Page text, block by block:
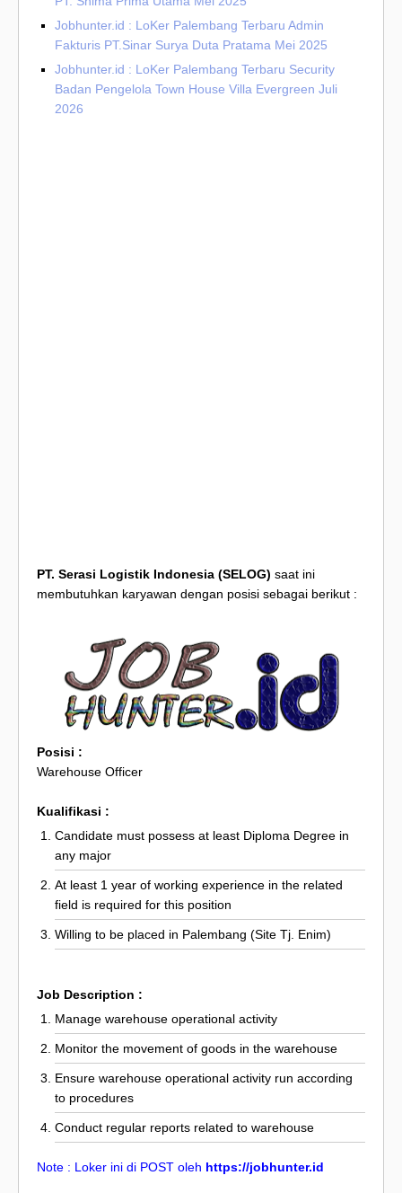
Jobhunter.id : LoKer Palembang Terbaru Admin
Fakturis PT.Sinar Surya Duta Pratama Mei 2025
Jobhunter.id : LoKer Palembang Terbaru Security
Badan Pengelola Town House Villa Evergreen Juli
2026
PT. Serasi Logistik Indonesia (SELOG) saat ini
membutuhkan karyawan dengan posisi sebagai berikut :
Posisi :
Warehouse Officer
Kualifikasi :
Candidate must possess at least Diploma Degree in
any major
At least 1 year of working experience in the related
field is required for this position
Willing to be placed in Palembang (Site Tj. Enim)
Job Description :
Manage warehouse operational activity
Monitor the movement of goods in the warehouse
Ensure warehouse operational activity run according
to procedures
Conduct regular reports related to warehouse
Note : Loker ini di POST oleh https://jobhunter.id